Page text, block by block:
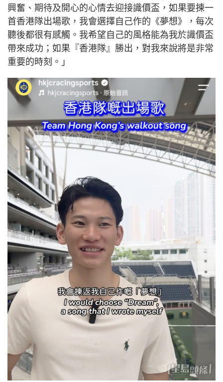
興奮、期待及開心的心情去迎接識價盃，如果要揀一
首香港隊出場歌，我會選擇自己作的《夢想》，每次
聽後都很有感觸。我希望自己的風格能為我於識價盃
帶來成功；如果『香港隊』勝出，對我來說將是非常
重要的時刻。」